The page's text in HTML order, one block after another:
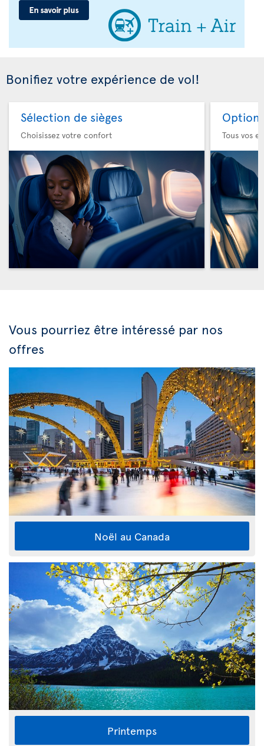
Bonifiez votre expérience de vol!
Sélection de sièges
Choisissez votre confort
Option
Tous vos
Vous pourriez être intéressé par nos
offres
Noël au Canada
Printemps